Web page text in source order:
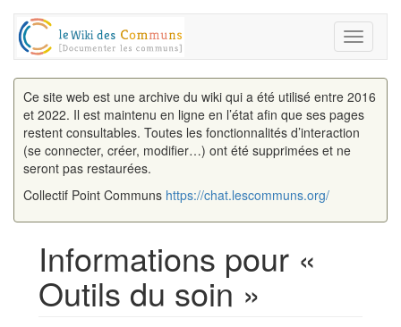
Toggle
Ce site web est une archive du wiki qui a été utilisé entre 2016
et 2022. Il est maintenu en ligne en l’état afin que ses pages
restent consultables. Toutes les fonctionnalités d’interaction
(se connecter, créer, modifier…) ont été supprimées et ne
seront pas restaurées.
Collectif Point Communs https://chat.lescommuns.org/
Informations pour «
Outils du soin »